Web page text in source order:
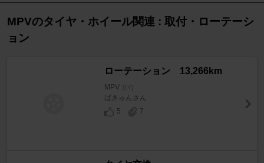
MPVのタイヤ・ホイール関連 : 取付・ローテーシ
ョン
ローテーション 13,266km
MPV [LY]
ぱきゅんさん
5
7